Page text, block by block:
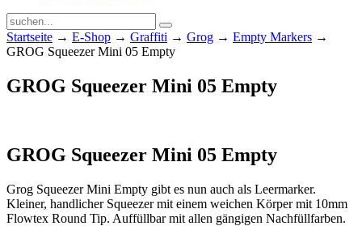
Startseite → E-Shop → Graffiti → Grog → Empty Markers →
GROG Squeezer Mini 05 Empty
GROG Squeezer Mini 05 Empty
GROG Squeezer Mini 05 Empty
Grog Squeezer Mini Empty gibt es nun auch als Leermarker.
Kleiner, handlicher Squeezer mit einem weichen Körper mit 10mm
Flowtex Round Tip. Auffüllbar mit allen gängigen Nachfüllfarben.